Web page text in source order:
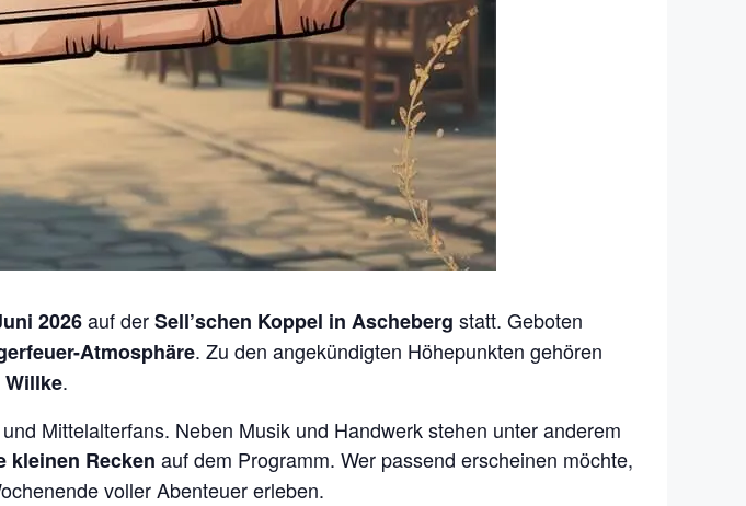
2026auf derSell’schen Koppel in Ascheberg statt. Geboten
Atmosphäre. Zu den angekündigten Höhepunkten gehören
Willke.
Mittelalterfans. Neben Musik und Handwerk stehen unter anderem
kleinen Recken auf dem Programm. Wer passend erscheinen möchte,
voller Abenteuer erleben.